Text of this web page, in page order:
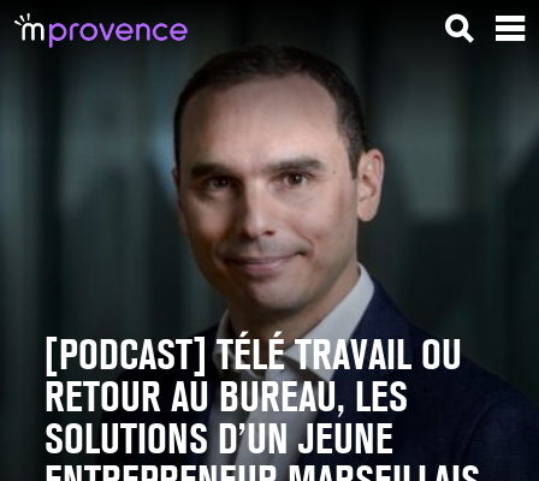
[PODCAST] TÉLÉ TRAVAIL OU
RETOUR AU BUREAU, LES
SOLUTIONS D’UN JEUNE